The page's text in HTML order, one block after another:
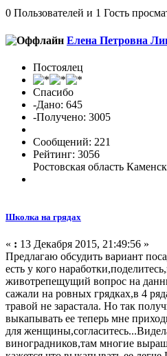
0 Пользователей и 1 Гость
Елена Петровна
Постоялец
Спасибо
-Дано: 645
-Получено: 3005
Сообщений: 221
Рейтинг: 3056
Ростовская область
Школка на грядах
« : 13 Декабря 2015, 21:49:56 »
Предлагаю обсудить вариант
есть у кого
животрепещущий вопрос на
сажали на ровных грядках,в 4
травой не зарастала. Но так
выкапывать ее теперь мне
для
виноградников,там многие